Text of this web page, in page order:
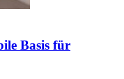
Basis für